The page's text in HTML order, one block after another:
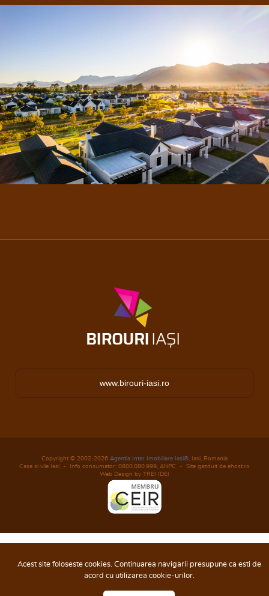
www.birouri-iasi.ro
Copyright © 2002-2026 Agentia Inter Imobiliare Iasi® , Iasi, Romania
Case si vile Iasi
Info consumator: 0800.080.999, ANPC
Site gazduit de ehost.ro
Web Design by TREI IDEI
Acest site foloseste cookies. Continuarea navigarii presupune ca esti de
acord cu utilizarea cookie-urilor.